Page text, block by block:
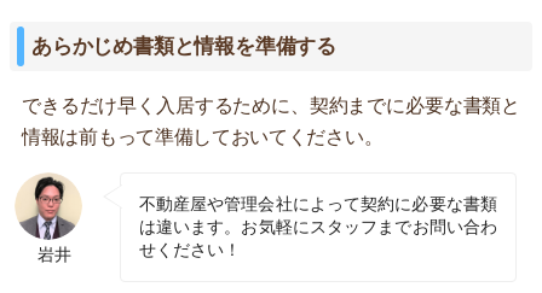
あらかじめ書類と情報を準備する
できるだけ早く入居するために、契約までに必要な書類と
情報は前もって準備しておいてください。
岩井
不動産屋や管理会社によって契約に必要な書類
は違います。お気軽にスタッフまでお問い合わ
せください！